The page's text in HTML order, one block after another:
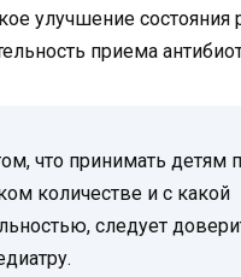
улучшение состояния
приема
что принимать детям
количестве и с какой
следует